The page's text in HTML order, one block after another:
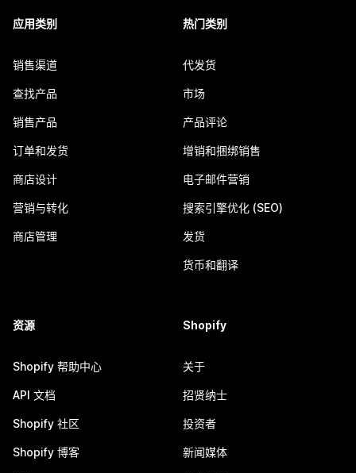
应用类别
销售渠道
查找产品
销售产品
订单和发货
商店设计
营销与转化
商店管理
热门类别
代发货
市场
产品评论
增销和捆绑销售
电子邮件营销
搜索引擎优化 (SEO)
发货
货币和翻译
资源
Shopify 帮助中心
API 文档
Shopify 社区
Shopify 博客
Shopify
关于
招贤纳士
投资者
新闻媒体